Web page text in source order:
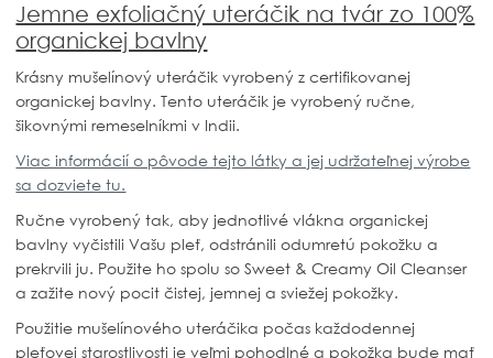
Jemne exfoliačný uteráčik na tvár zo 100%
organickej bavlny
Krásny mušelínový uteráčik vyrobený z certifikovanej
organickej bavlny. Tento uteráčik je vyrobený ručne,
šikovnými remeselníkmi v Indii.
Viac informácií o pôvode tejto látky a jej udržateľnej výrobe
sa dozviete tu.
Ručne vyrobený tak, aby jednotlivé vlákna organickej
bavlny vyčistili Vašu pleť, odstránili odumretú pokožku a
prekrvili ju. Použite ho spolu soSweet & Creamy Oil Cleanser
a zažite nový pocit čistej, jemnej a sviežej pokožky.
Použitie mušelínového uteráčika počas každodennej
pleťovej starostlivosti je veľmi pohodlné a pokožka bude mať